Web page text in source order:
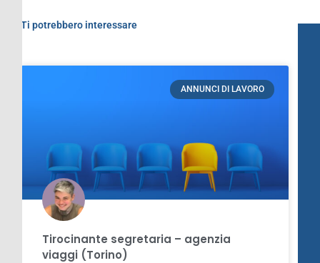
Ti potrebbero interessare
ANNUNCI DI LAVORO
Tirocinante segretaria – agenzia
viaggi (Torino)